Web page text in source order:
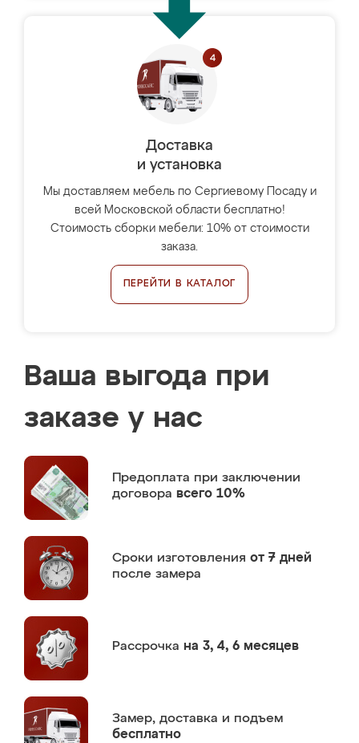
Доставка
и установка
Мы доставляем мебель по Сергиевому Посаду и
всей Московской области бесплатно!
Стоимость сборки мебели: 10% от стоимости
заказа.
ПЕРЕЙТИ В КАТАЛОГ
Ваша выгода при
заказе у нас
Предоплата при заключении
договора всего 10%
Сроки изготовления от 7 дней
после замера
Рассрочка на 3, 4, 6 месяцев
Замер, доставка и подъем
бесплатно